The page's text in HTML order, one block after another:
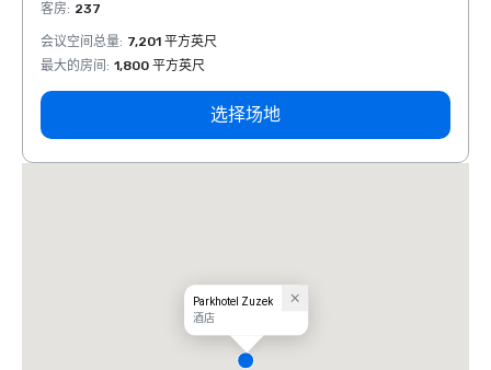
客房: 237
会议空间总量: 7,201 平方英尺
最大的房间 : 1,800 平方英尺
选择场地
Parkhotel Zuzek
酒店